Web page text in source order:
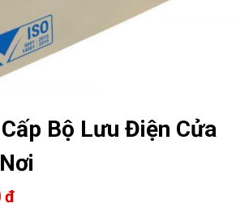
Bộ Lưu Điện Cửa
đ